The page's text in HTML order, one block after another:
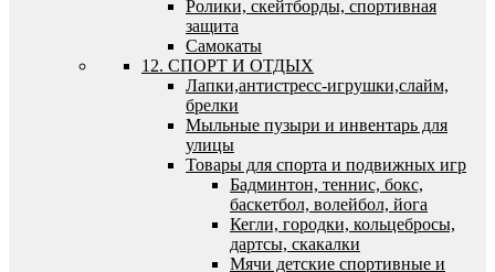
Ролики, скейтборды, спортивная
защита
Самокаты
12. СПОРТ И ОТДЫХ
Лапки,антистресс-игрушки,слайм,
брелки
Мыльные пузыри и инвентарь для
улицы
Товары для спорта и подвижных игр
Бадминтон, теннис, бокс,
баскетбол, волейбол, йога
Кегли, городки, кольцебросы,
дартсы, скакалки
Мячи детские спортивные и